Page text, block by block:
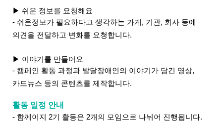
▶ 쉬운 정보를 요청해요
- 쉬운정보가 필요하다고 생각하는 가게, 기관, 회사 등에
의견을 전달하고 변화를 요청합니다.
▶ 이야기를 만들어요
- 캠페인 활동 과정과 발달장애인의 이야기가 담긴 영상,
카드뉴스 등의 콘텐츠를 제작합니다.
활동 일정 안내
- 함께이지 2기 활동은 2개의 모임으로 나뉘어 진행됩니다.